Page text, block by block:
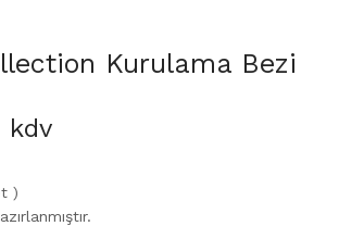
Kurulama Bezi
kdv
)